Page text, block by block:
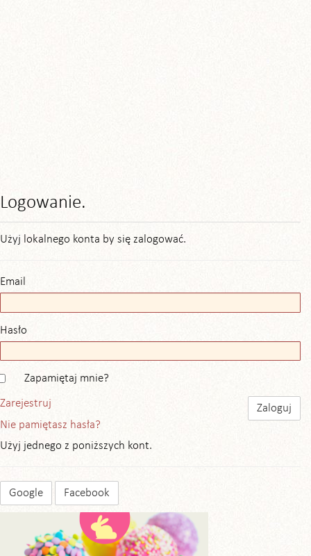
Logowanie.
Użyj lokalnego konta by się zalogować.
Email
Hasło
Zapamiętaj mnie?
Zarejestruj
Nie pamiętasz hasła?
Użyj jednego z poniższych kont.
Google Facebook